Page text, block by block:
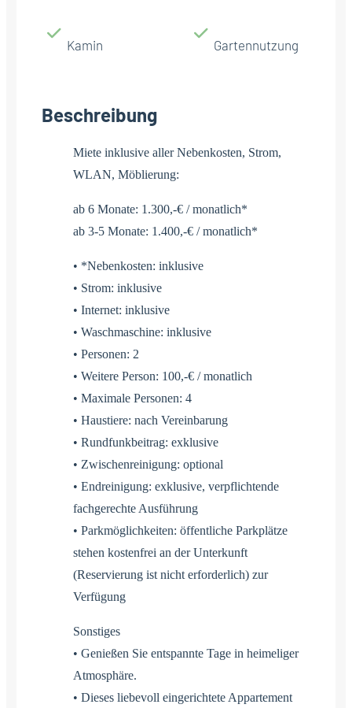
Kamin Gartennutzung
Beschreibung
Miete inklusive aller Nebenkosten, Strom,
WLAN, Möblierung:
ab 6 Monate: 1.300,-€ / monatlich*
ab 3-5 Monate: 1.400,-€ / monatlich*
• *Nebenkosten: inklusive
• Strom: inklusive
• Internet: inklusive
• Waschmaschine: inklusive
• Personen: 2
• Weitere Person: 100,-€ / monatlich
• Maximale Personen: 4
• Haustiere: nach Vereinbarung
• Rundfunkbeitrag: exklusive
• Zwischenreinigung: optional
• Endreinigung: exklusive, verpflichtende
fachgerechte Ausführung
• Parkmöglichkeiten: öffentliche Parkplätze
stehen kostenfrei an der Unterkunft
(Reservierung ist nicht erforderlich) zur
Verfügung
Sonstiges
• Genießen Sie entspannte Tage in heimeliger
Atmosphäre.
• Dieses liebevoll eingerichtete Appartement